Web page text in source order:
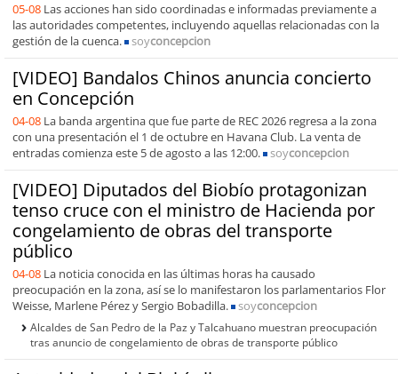
05-08 Las acciones han sido coordinadas e informadas previamente a
las autoridades competentes, incluyendo aquellas relacionadas con la
gestión de la cuenca.
soyconcepcion
[VIDEO] Bandalos Chinos anuncia concierto
en Concepción
04-08 La banda argentina que fue parte de REC 2026 regresa a la zona
con una presentación el 1 de octubre en Havana Club. La venta de
entradas comienza este 5 de agosto a las 12:00.
soyconcepcion
[VIDEO] Diputados del Biobío protagonizan
tenso cruce con el ministro de Hacienda por
congelamiento de obras del transporte
público
04-08 La noticia conocida en las últimas horas ha causado
preocupación en la zona, así se lo manifestaron los parlamentarios Flor
Weisse, Marlene Pérez y Sergio Bobadilla.
soyconcepcion
Alcaldes de San Pedro de la Paz y Talcahuano muestran preocupación
tras anuncio de congelamiento de obras de transporte público